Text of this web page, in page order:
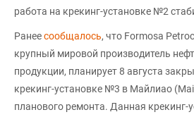
работа на крекинг-установке №2
Ранеесообщалось, что Formosa
крупный мировой производитель
продукции, планирует 8 августа
крекинг-установке №3 в Майлиао
планового ремонта. Данная крекинг-